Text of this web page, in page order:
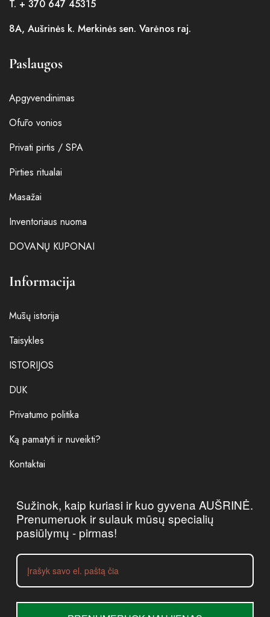
T. + 370 647 45315
8A, Aušrinės k. Merkinės sen. Varėnos raj.
Paslaugos
Apgyvendinimas
Ofūro vonios
Privati pirtis / SPA
Pirties ritualai
Masažai
Inventoriaus nuoma
DOVANŲ KUPONAI
Informacija
Mūsų istorija
Taisykles
ISTORIJOS
DUK
Privatumo politika
Ką pamatyti ir nuveikti?
Kontaktai
Sužinok, kaip kuriasi ir kuo gyvena AUŠRINĖ.
Prenumeruok ir sulauk mūsų specialių
pasiūlymų - pirmas!